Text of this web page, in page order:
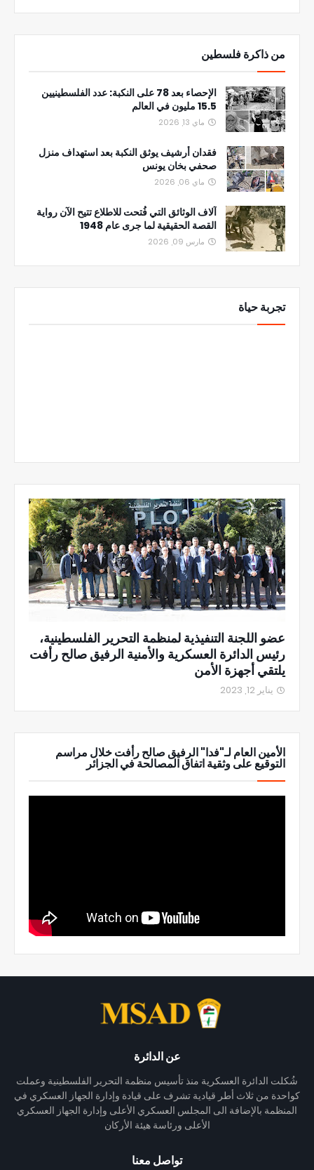
من ذاكرة فلسطين
الإحصاء بعد 78 على النكبة: عدد الفلسطينيين
15.5 مليون في العالم
ماي 13, 2026
فقدان أرشيف يوثق النكبة بعد استهداف منزل
صحفي بخان يونس
ماي 06, 2026
آلاف الوثائق التي فُتحت للاطلاع تتيح الآن رواية
القصة الحقيقية لما جرى عام 1948
مارس 09, 2026
تجربة حياة
عضو اللجنة التنفيذية لمنظمة التحرير الفلسطينية،
رئيس الدائرة العسكرية والأمنية الرفيق صالح رأفت
يلتقي أجهزة الأمن
يناير 12, 2023
الأمين العام لـ"فدا" الرفيق صالح رأفت خلال مراسم
التوقيع على وثقية اتفاق المصالحة في الجزائر
عن الدائرة
شُكلت الدائرة العسكرية منذ تأسيس منظمة التحرير الفلسطينية وعملت
كواحدة من ثلاث أطر قيادية تشرف على قيادة وإدارة الجهاز العسكري في
المنظمة بالإضافة الى المجلس العسكري الأعلى وإدارة الجهاز العسكري
الأعلى ورئاسة هيئة الأركان
تواصل معنا